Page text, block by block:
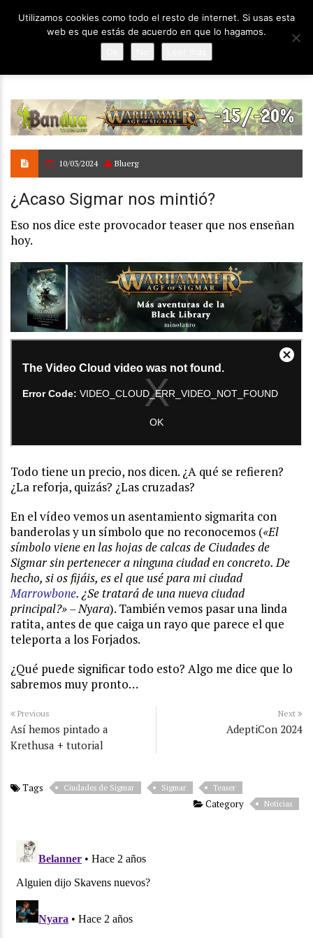
10/03/2024 Bluerg
¿Acaso Sigmar nos mintió?
Eso nos dice este provocador teaser que nos enseñan
hoy.
Todo tiene un precio, nos dicen. ¿A qué se refieren?
¿La reforja, quizás? ¿Las cruzadas?
En el vídeo vemos un asentamiento sigmarita con
banderolas y un símbolo que no reconocemos («El
símbolo viene en las hojas de calcas de Ciudades de
Sigmar sin pertenecer a ninguna ciudad en concreto. De
hecho, si os fijáis, es el que usé para mi ciudad
Marrowbone. ¿Se tratará de una nueva ciudad
principal?» – Nyara). También vemos pasar una linda
ratita, antes de que caiga un rayo que parece el que
teleporta a los Forjados.
¿Qué puede significar todo esto? Algo me dice que lo
sabremos muy pronto…
Previous
Así hemos pintado a
Krethusa + tutorial
Next
AdeptiCon 2024
Tags Ciudades de Sigmar Sigmar Teaser
Category Noticias
Utilizamos cookies como todo el resto de internet. Si usas esta
web es que estás de acuerdo en que lo hagamos.